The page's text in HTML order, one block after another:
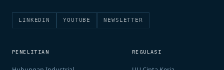
LINKEDIN YOUTUBE NEWSLETTER
PENELITIAN REGULASI